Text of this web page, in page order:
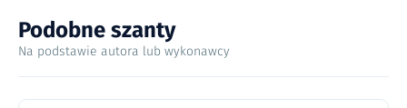
Podobne szanty
Na podstawie autora lub wykonawcy